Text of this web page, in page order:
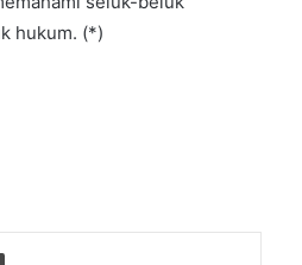
hukum. (*)
Print